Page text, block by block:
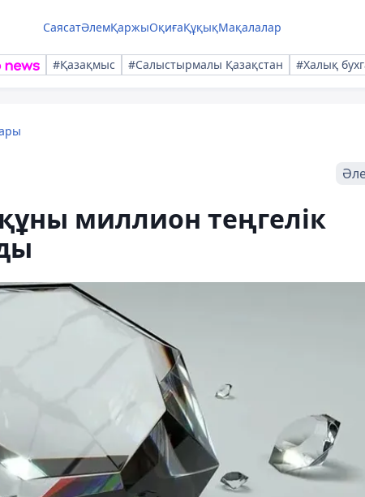
СаясатӘлемҚаржыОқиғаҚұқықМақалалар
#Қазақмыс #Салыстырмалы Қазақстан #Халық
миллион теңгелік